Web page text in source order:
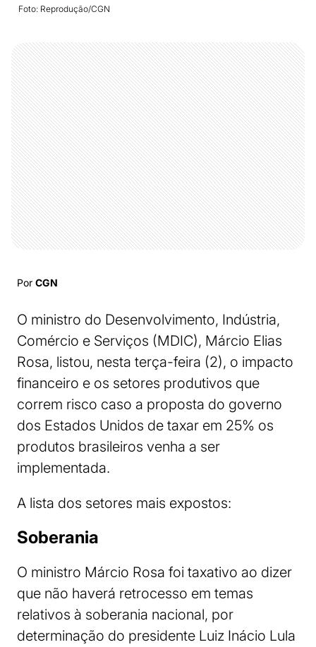
Foto: Reprodução/CGN
Por CGN
O ministro do Desenvolvimento, Indústria,
Comércio e Serviços (MDIC), Márcio Elias
Rosa, listou, nesta terça-feira (2), o impacto
financeiro e os setores produtivos que
correm risco caso a proposta do governo
dos Estados Unidos de taxar em 25% os
produtos brasileiros venha a ser
implementada.
A lista dos setores mais expostos:
Soberania
O ministro Márcio Rosa foi taxativo ao dizer
que não haverá retrocesso em temas
relativos à soberania nacional, por
determinação do presidente Luiz Inácio Lula